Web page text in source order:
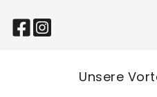
Unsere